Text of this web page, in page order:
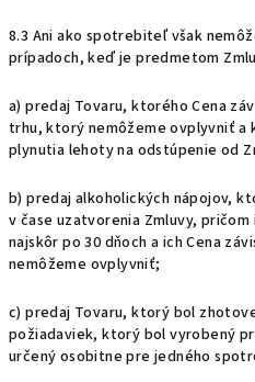
8.3 Ani ako spotrebiteľ však
prípadoch, keď je predmetom
a) predaj Tovaru, ktorého Cena
trhu, ktorý nemôžeme ovplyvniť a
plynutia lehoty na odstúpenie od
b) predaj alkoholických nápojov,
v čase uzatvorenia Zmluvy,
najskôr po 30 dňoch a ich Cena
nemôžeme ovplyvniť;
c) predaj Tovaru, ktorý bol
požiadaviek, ktorý bol vyrobený
určený osobitne pre jedného